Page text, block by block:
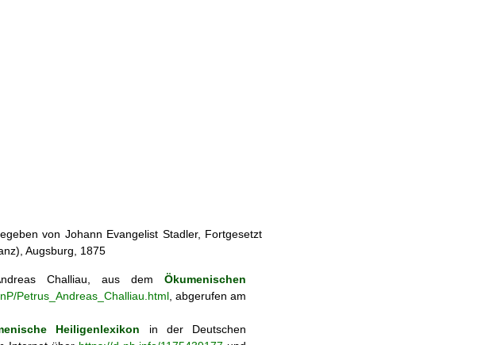
von Johann Evangelist Stadler, Fortgesetzt
Augsburg, 1875
Challiau, aus demÖkumenischen
Petrus_Andreas_Challiau.html , abgerufen am
Heiligenlexikon in der Deutschen